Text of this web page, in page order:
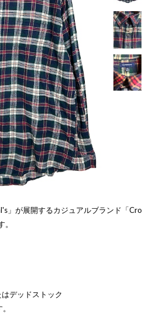
」が展開するカジュアルブランド「Cro
デッドストック